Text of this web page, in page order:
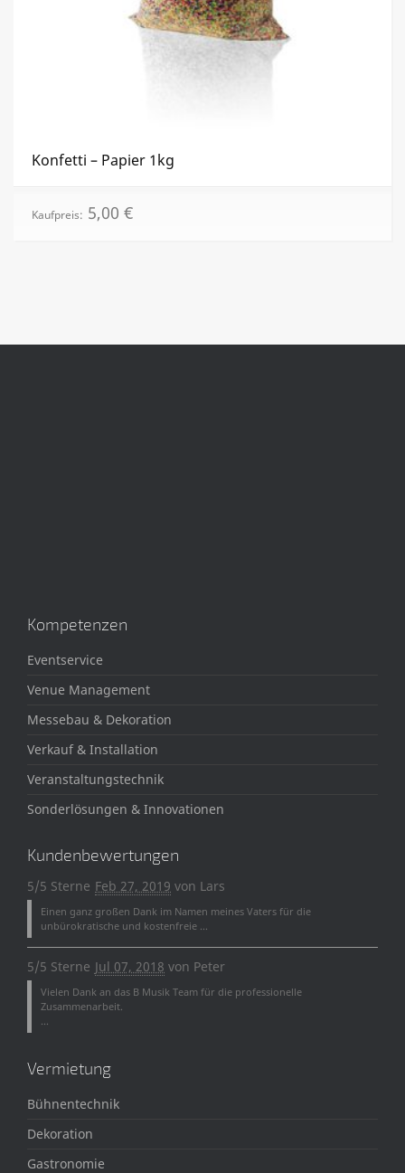
Konfetti – Papier 1kg
Kaufpreis: 5,00 €
Kompetenzen
Eventservice
Venue Management
Messebau & Dekoration
Verkauf & Installation
Veranstaltungstechnik
Sonderlösungen & Innovationen
Kundenbewertungen
5/5 Sterne Feb 27, 2019 von Lars
Einen ganz großen Dank im Namen meines Vaters für die
unbürokratische und kostenfreie ...
5/5 Sterne Jul 07, 2018 von Peter
Vielen Dank an das B Musik Team für die professionelle
Zusammenarbeit.
...
Vermietung
Bühnentechnik
Dekoration
Gastronomie